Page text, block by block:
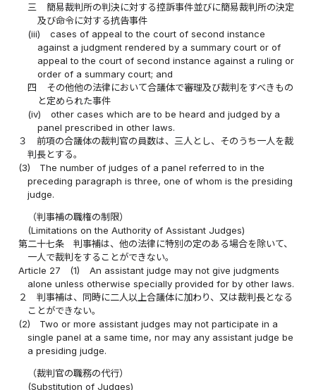
三
簡易裁判所の判決に対する控訴事件並びに簡易裁判所の決定
及び命令に対する抗告事件
(iii)
cases of appeal to the court of second instance
against a judgment rendered by a summary court or of
appeal to the court of second instance against a ruling or
order of a summary court; and
四
その他他の法律において合議体で審理及び裁判をすべきもの
と定められた事件
(iv)
other cases which are to be heard and judged by a
panel prescribed in other laws.
３
前項の合議体の裁判官の員数は、三人とし、そのうち一人を裁
判長とする。
(3)
The number of judges of a panel referred to in the
preceding paragraph is three, one of whom is the presiding
judge.
（判事補の職権の制限）
(Limitations on the Authority of Assistant Judges)
第二十七条
判事補は、他の法律に特別の定のある場合を除いて、
一人で裁判をすることができない。
Article 27
(1)
An assistant judge may not give judgments
alone unless otherwise specially provided for by other laws.
２
判事補は、同時に二人以上合議体に加わり、又は裁判長となる
ことができない。
(2)
Two or more assistant judges may not participate in a
single panel at a same time, nor may any assistant judge be
a presiding judge.
（裁判官の職務の代行）
(Substitution of Judges)